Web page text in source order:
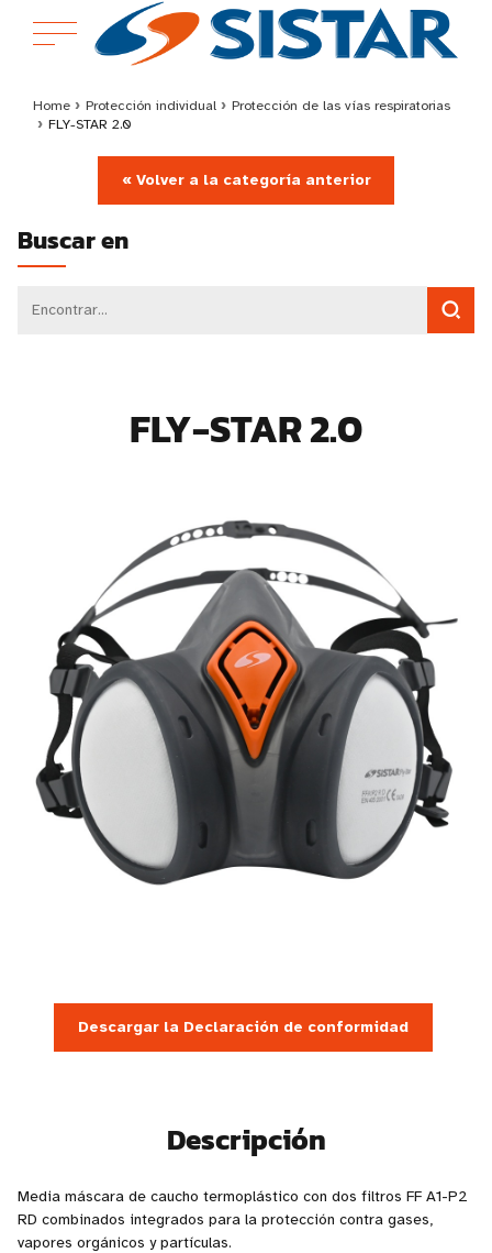
Home › Protección individual › Protección de las vías respiratorias
› FLY-STAR 2.0
« Volver a la categoría anterior
Buscar en
FLY-STAR 2.0
Descargar la Declaración de conformidad
Descripción
Media máscara de caucho termoplástico con dos filtros FF A1-P2
RD combinados integrados para la protección contra gases,
vapores orgánicos y partículas.